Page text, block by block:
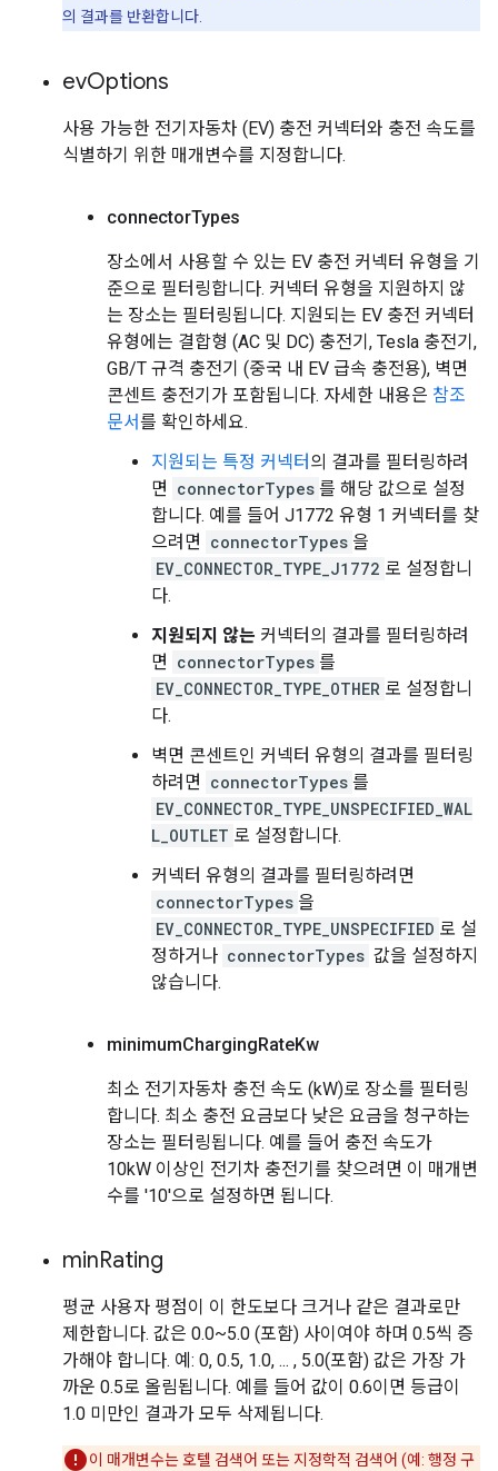
의 결과를 반환합니다.
evOptions
사용 가능한 전기자동차 (EV) 충전 커넥터와 충전 속도를
식별하기 위한 매개변수를 지정합니다.
connectorTypes
장소에서 사용할 수 있는 EV 충전 커넥터 유형을 기
준으로 필터링합니다. 커넥터 유형을 지원하지 않
는 장소는 필터링됩니다. 지원되는 EV 충전 커넥터
유형에는 결합형 (AC 및 DC) 충전기, Tesla 충전기,
GB/T 규격 충전기 (중국 내 EV 급속 충전용), 벽면
콘센트 충전기가 포함됩니다. 자세한 내용은 참조
문서를 확인하세요.
지원되는 특정 커넥터 의 결과를 필터링하려
면 connectorTypes 를 해당 값으로 설정
합니다. 예를 들어 J1772 유형 1 커넥터를 찾
으려면 connectorTypes 을
EV_CONNECTOR_TYPE_J1772 로 설정합니
다.
지원되지 않는 커넥터의 결과를 필터링하려
면 connectorTypes 를
EV_CONNECTOR_TYPE_OTHER 로 설정합니
다.
벽면 콘센트인 커넥터 유형의 결과를 필터링
하려면 connectorTypes 를
EV_CONNECTOR_TYPE_UNSPECIFIED_WAL
L_OUTLET 로 설정합니다.
커넥터 유형의 결과를 필터링하려면
connectorTypes 을
EV_CONNECTOR_TYPE_UNSPECIFIED 로 설
정하거나 connectorTypes 값을 설정하지
않습니다.
minimumChargingRateKw
최소 전기자동차 충전 속도 (kW)로 장소를 필터링
합니다. 최소 충전 요금보다 낮은 요금을 청구하는
장소는 필터링됩니다. 예를 들어 충전 속도가
10kW 이상인 전기차 충전기를 찾으려면 이 매개변
수를 '10'으로 설정하면 됩니다.
minRating
평균 사용자 평점이 이 한도보다 크거나 같은 결과로만
제한합니다. 값은 0.0~5.0 (포함) 사이여야 하며 0.5씩 증
가해야 합니다. 예: 0, 0.5, 1.0, ... , 5.0(포함) 값은 가장 가
까운 0.5로 올림됩니다. 예를 들어 값이 0.6이면 등급이
1.0 미만인 결과가 모두 삭제됩니다.
이 매개변수는 호텔 검색어 또는 지정학적 검색어 (예: 행정 구